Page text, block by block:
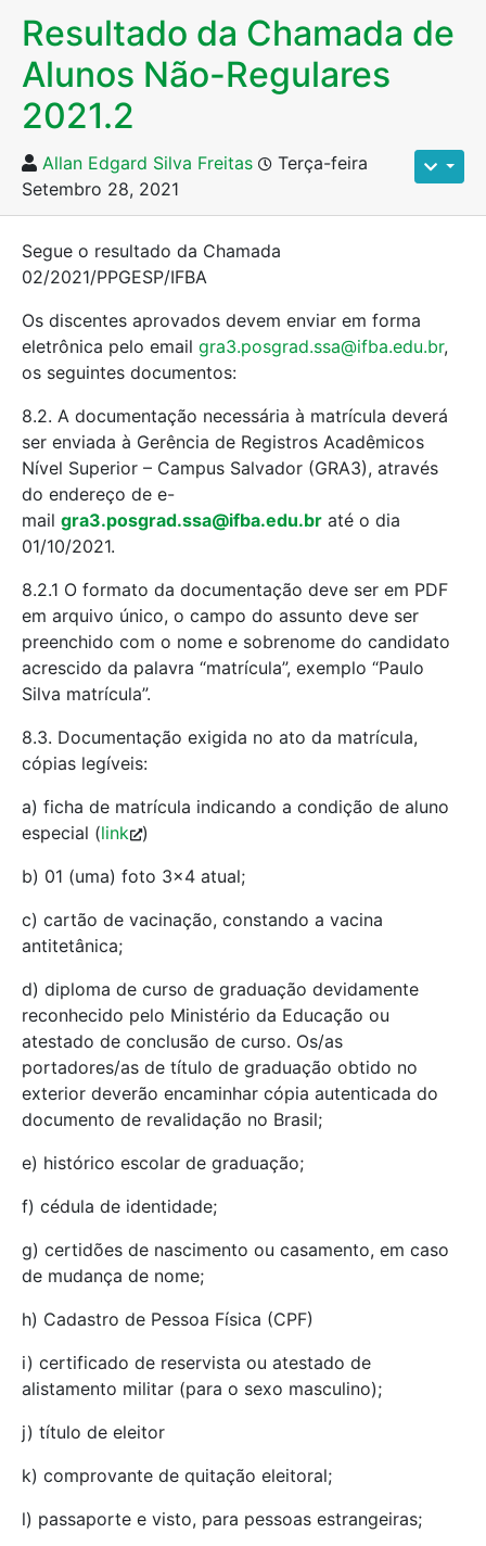
Resultado da Chamada de
Alunos Não-Regulares
2021.2
Allan Edgard Silva Freitas
Terça-feira
Setembro 28, 2021
Segue o resultado da Chamada
02/2021/PPGESP/IFBA
Os discentes aprovados devem enviar em forma
eletrônica pelo email gra3.posgrad.ssa@ifba.edu.br,
os seguintes documentos:
8.2. A documentação necessária à matrícula deverá
ser enviada à Gerência de Registros Acadêmicos
Nível Superior – Campus Salvador (GRA3), através
do endereço de e-
mail gra3.posgrad.ssa@ifba.edu.br até o dia
01/10/2021.
8.2.1 O formato da documentação deve ser em PDF
em arquivo único, o campo do assunto deve ser
preenchido com o nome e sobrenome do candidato
acrescido da palavra “matrícula”, exemplo “Paulo
Silva matrícula”.
8.3. Documentação exigida no ato da matrícula,
cópias legíveis:
a) ficha de matrícula indicando a condição de aluno
especial (link )
b) 01 (uma) foto 3×4 atual;
c) cartão de vacinação, constando a vacina
antitetânica;
d) diploma de curso de graduação devidamente
reconhecido pelo Ministério da Educação ou
atestado de conclusão de curso. Os/as
portadores/as de título de graduação obtido no
exterior deverão encaminhar cópia autenticada do
documento de revalidação no Brasil;
e) histórico escolar de graduação;
f) cédula de identidade;
g) certidões de nascimento ou casamento, em caso
de mudança de nome;
h) Cadastro de Pessoa Física (CPF)
i) certificado de reservista ou atestado de
alistamento militar (para o sexo masculino);
j) título de eleitor
k) comprovante de quitação eleitoral;
l) passaporte e visto, para pessoas estrangeiras;